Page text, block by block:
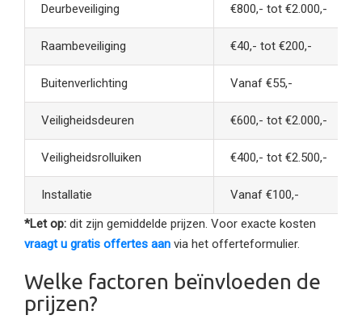
Deurbeveiliging €800,- tot €2.000,-
Raambeveiliging €40,- tot €200,-
Buitenverlichting Vanaf €55,-
Veiligheidsdeuren €600,- tot €2.000,-
Veiligheidsrolluiken €400,- tot €2.500,-
Installatie
Vanaf €100,-
*Let op: dit zijn gemiddelde prijzen. Voor exacte kosten
vraagt u gratis offertes aan via het offerteformulier.
Welke factoren beïnvloeden de
prijzen?